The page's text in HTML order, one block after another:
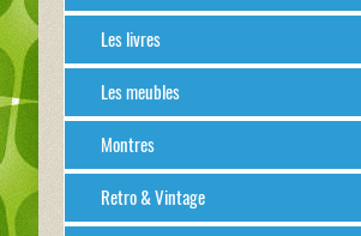
Les livres
Les meubles
Montres
Retro & Vintage